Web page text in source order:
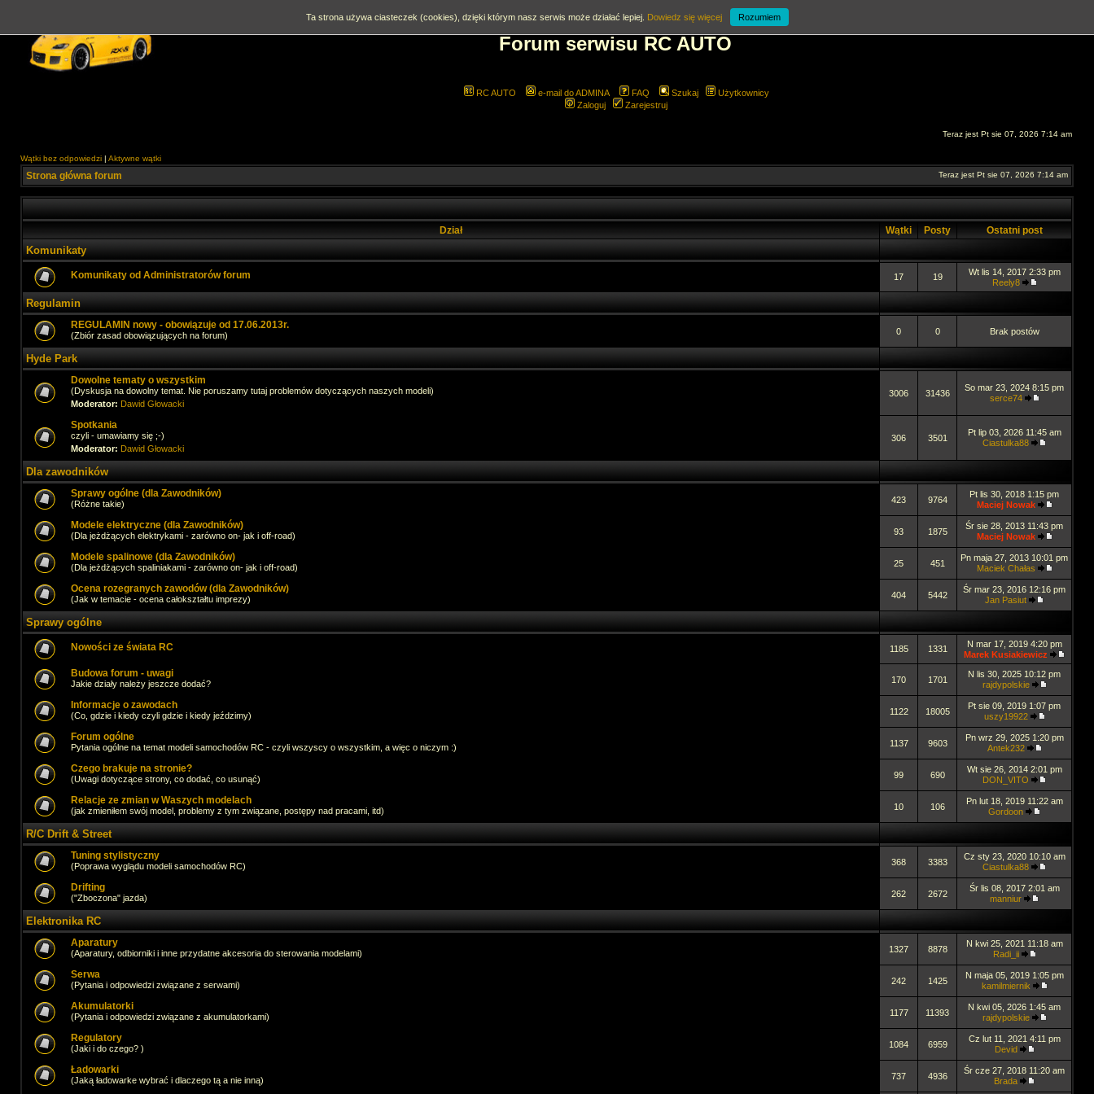
Forum serwisu RC AUTO
RC AUTO e-mail do ADMINA FAQ Szukaj
Użytkownicy
Zaloguj
Zarejestruj
Teraz jest Pt sie 07, 2026 7:14 am
Wątki bez odpowiedzi | Aktywne wątki
Strona główna forum Teraz jest Pt sie 07, 2026 7:14 am
Dział Wątki Posty Ostatni post
Komunikaty
Komunikaty od Administratorów forum 17 19
Wt lis 14, 2017 2:33 pm
Reely8
Regulamin
REGULAMIN nowy - obowiązuje od 17.06.2013r.
(Zbiór zasad obowiązujących na forum) 0 0 Brak postów
Hyde Park
Dowolne tematy o wszystkim
(Dyskusja na dowolny temat. Nie poruszamy tutaj problemów dotyczących naszych modeli)
Moderator: Dawid Głowacki
3006 31436
So mar 23, 2024 8:15 pm
serce74
Spotkania
czyli - umawiamy się ;-)
Moderator: Dawid Głowacki
306 3501
Pt lip 03, 2026 11:45 am
Ciastulka88
Dla zawodników
Sprawy ogólne (dla Zawodników)
(Różne takie) 423 9764
Pt lis 30, 2018 1:15 pm
Maciej Nowak
Modele elektryczne (dla Zawodników)
(Dla jeżdżących elektrykami - zarówno on- jak i off-road) 93 1875
Śr sie 28, 2013 11:43 pm
Maciej Nowak
Modele spalinowe (dla Zawodników)
(Dla jeżdżących spaliniakami - zarówno on- jak i off-road) 25 451
Pn maja 27, 2013 10:01 pm
Maciek Chałas
Ocena rozegranych zawodów (dla Zawodników)
(Jak w temacie - ocena całokształtu imprezy) 404 5442
Śr mar 23, 2016 12:16 pm
Jan Pasiut
Sprawy ogólne
Nowości ze świata RC 1185 1331
N mar 17, 2019 4:20 pm
Marek Kusiakiewicz
Budowa forum - uwagi
Jakie działy należy jeszcze dodać? 170 1701
N lis 30, 2025 10:12 pm
rajdypolskie
Informacje o zawodach
(Co, gdzie i kiedy czyli gdzie i kiedy jeździmy) 1122 18005
Pt sie 09, 2019 1:07 pm
uszy19922
Forum ogólne
Pytania ogólne na temat modeli samochodów RC - czyli wszyscy o wszystkim, a więc o niczym :) 1137 9603
Pn wrz 29, 2025 1:20 pm
Antek232
Czego brakuje na stronie?
(Uwagi dotyczące strony, co dodać, co usunąć) 99 690
Wt sie 26, 2014 2:01 pm
DON_VITO
Relacje ze zmian w Waszych modelach
(jak zmieniłem swój model, problemy z tym związane, postępy nad pracami, itd) 10 106
Pn lut 18, 2019 11:22 am
Gordoon
R/C Drift & Street
Tuning stylistyczny
(Poprawa wyglądu modeli samochodów RC) 368 3383
Cz sty 23, 2020 10:10 am
Ciastulka88
Drifting
("Zboczona" jazda) 262 2672
Śr lis 08, 2017 2:01 am
manniur
Elektronika RC
Aparatury
(Aparatury, odbiorniki i inne przydatne akcesoria do sterowania modelami) 1327 8878
N kwi 25, 2021 11:18 am
Radi_ii
Serwa
(Pytania i odpowiedzi związane z serwami) 242 1425
N maja 05, 2019 1:05 pm
kamilmiernik
Akumulatorki
(Pytania i odpowiedzi związane z akumulatorkami) 1177 11393
N kwi 05, 2026 1:45 am
rajdypolskie
Regulatory
(Jaki i do czego? ) 1084 6959
Cz lut 11, 2021 4:11 pm
Devid
Ładowarki
(Jaką ładowarke wybrać i dlaczego tą a nie inną) 737 4936
Śr cze 27, 2018 11:20 am
Brada
Ta strona używa ciasteczek (cookies), dzięki którym nasz serwis może działać lepiej. Dowiedz się więcej Rozumiem